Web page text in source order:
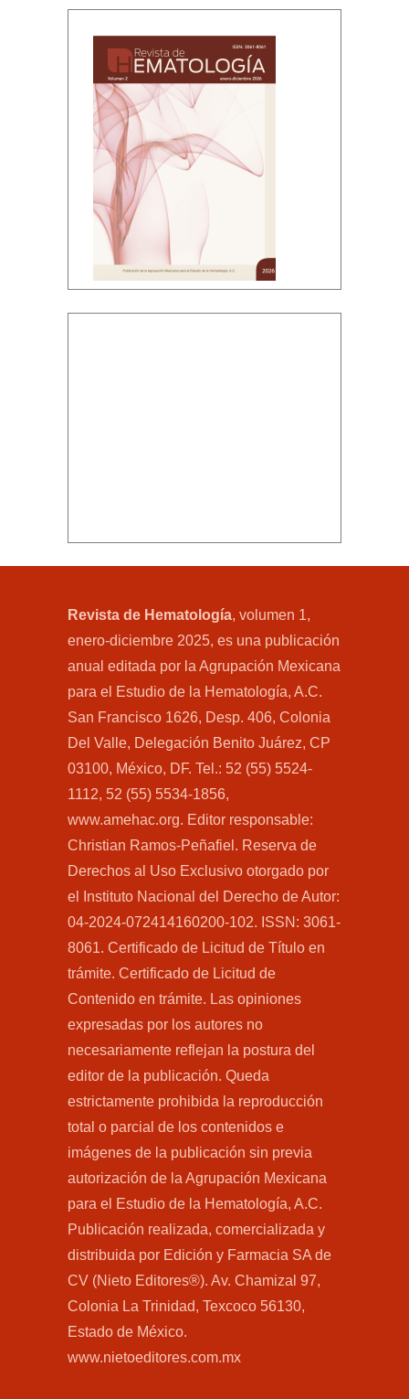
Revista de Hematología, volumen 1,
enero-diciembre 2025, es una publicación
anual editada por la Agrupación Mexicana
para el Estudio de la Hematología, A.C.
San Francisco 1626, Desp. 406, Colonia
Del Valle, Delegación Benito Juárez, CP
03100, México, DF. Tel.: 52 (55) 5524-
1112, 52 (55) 5534-1856,
www.amehac.org. Editor responsable:
Christian Ramos-Peñafiel. Reserva de
Derechos al Uso Exclusivo otorgado por
el Instituto Nacional del Derecho de Autor:
04-2024-072414160200-102. ISSN: 3061-
8061. Certificado de Licitud de Título en
trámite. Certificado de Licitud de
Contenido en trámite. Las opiniones
expresadas por los autores no
necesariamente reflejan la postura del
editor de la publicación. Queda
estrictamente prohibida la reproducción
total o parcial de los contenidos e
imágenes de la publicación sin previa
autorización de la Agrupación Mexicana
para el Estudio de la Hematología, A.C.
Publicación realizada, comercializada y
distribuida por Edición y Farmacia SA de
CV (Nieto Editores®). Av. Chamizal 97,
Colonia La Trinidad, Texcoco 56130,
Estado de México.
www.nietoeditores.com.mx